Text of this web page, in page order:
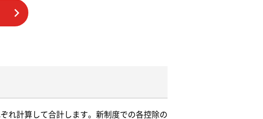
れ計算して合計します。新制度での各控除の